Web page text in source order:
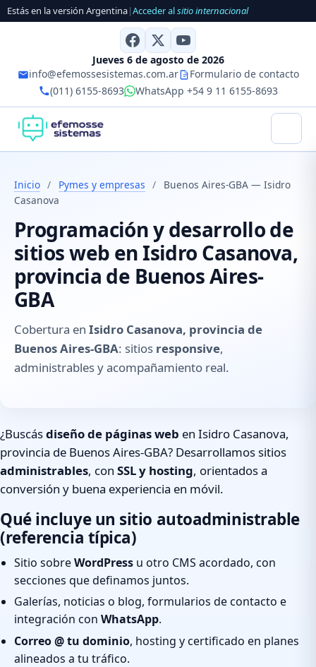
Estás en la versión Argentina|Acceder alsitio internacional
Jueves 6 de agosto de 2026
info@efemossesistemas.com.ar
Formulario de contacto
(011) 6155-8693
WhatsApp +54 9 11 6155-8693
Inicio / Pymes y empresas /
Buenos Aires-GBA — Isidro
Casanova
Programación y desarrollo de
sitios web en Isidro Casanova,
provincia de Buenos Aires-
GBA
Cobertura en Isidro Casanova, provincia de
Buenos Aires-GBA: sitios responsive,
administrables y acompañamiento real.
¿Buscásdiseño de páginas web en Isidro Casanova,
provincia de Buenos Aires-GBA? Desarrollamos sitios
administrables, con SSL y hosting, orientados a
conversión y buena experiencia en móvil.
Qué incluye un sitio autoadministrable
(referencia típica)
Sitio sobreWordPress u otro CMS acordado, con
secciones que definamos juntos.
Galerías, noticias o blog, formularios de contacto e
integración con WhatsApp.
Correo @ tu dominio, hosting y certificado en planes
alineados a tu tráfico.